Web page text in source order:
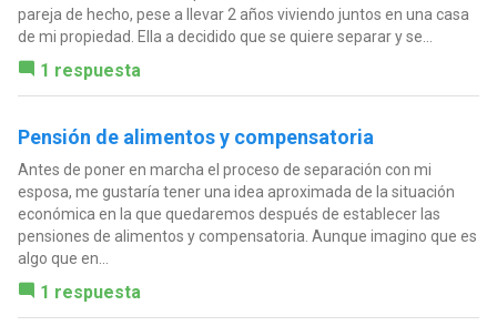
pareja de hecho, pese a llevar 2 años viviendo juntos en una casa
de mi propiedad. Ella a decidido que se quiere separar y se...
1 respuesta
Pensión de alimentos y compensatoria
Antes de poner en marcha el proceso de separación con mi
esposa, me gustaría tener una idea aproximada de la situación
económica en la que quedaremos después de establecer las
pensiones de alimentos y compensatoria. Aunque imagino que es
algo que en...
1 respuesta